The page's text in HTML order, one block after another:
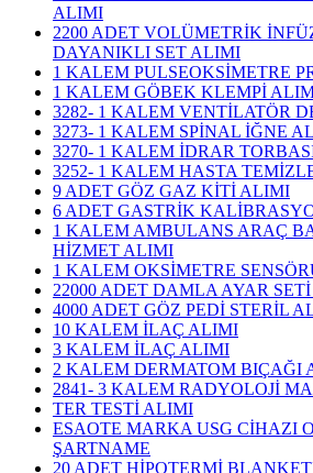
ALIMI
2200 ADET VOLÜMETRİK
DAYANIKLI SET ALIMI
1 KALEM PULSEOKSİMETRE
1 KALEM GÖBEK KLEMPİ
3282- 1 KALEM VENTİLATÖR
3273- 1 KALEM SPİNAL İĞNE
3270- 1 KALEM İDRAR
3252- 1 KALEM HASTA
9 ADET GÖZ GAZ KİTİ ALIMI
6 ADET GASTRİK
1 KALEM AMBULANS ARAÇ
HİZMET ALIMI
1 KALEM OKSİMETRE
22000 ADET DAMLA AYAR
4000 ADET GÖZ PEDİ STERİL
10 KALEM İLAÇ ALIMI
3 KALEM İLAÇ ALIMI
2 KALEM DERMATOM BIÇAĞI
2841- 3 KALEM RADYOLOJİ
TER TESTİ ALIMI
ESAOTE MARKA USG CİHAZI
ŞARTNAME
20 ADET HİPOTERMİ